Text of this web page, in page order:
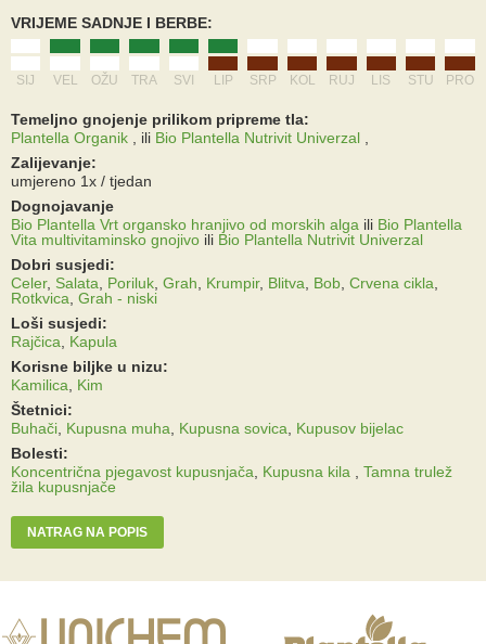
VRIJEME SADNJE I BERBE:
SIJ VEL OŽU TRA SVI LIP SRP KOL RUJ LIS STU PRO
Temeljno gnojenje prilikom pripreme tla:
Plantella Organik
ili Bio Plantella Nutrivit Univerzal
Zalijevanje:
umjereno 1x / tjedan
Dognojavanje
Bio Plantella Vrt organsko hranjivo od morskih alga ili Bio Plantella
Vita multivitaminsko gnojivo ili Bio Plantella Nutrivit Univerzal
Dobri susjedi:
Celer, Salata Poriluk Grah Krumpir, Blitva Bob Crvena cikla
Rotkvica Grah - niski
Loši susjedi:
Rajčica
Kapula
Korisne biljke u nizu:
Kamilica
Kim
Štetnici:
Buhači Kupusna muha Kupusna sovica
Kupusov bijelac
Bolesti:
Koncentrična pjegavost kupusnjača
Kupusna kila
Tamna trulež
žila kupusnjače
NATRAG NA POPIS